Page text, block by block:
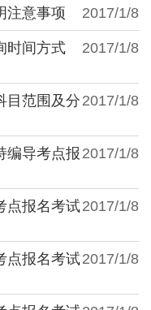
2017/1/8
注意事项
2017/1/8
时间方式
2017/1/8
目范围及分
2017/1/8
编导考点报
2017/1/8
点报名考试
2017/1/8
点报名考试